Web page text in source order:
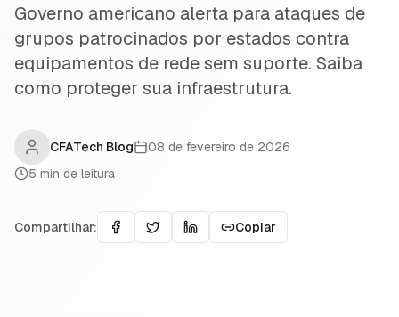
Governo americano alerta para ataques de
grupos patrocinados por estados contra
equipamentos de rede sem suporte. Saiba
como proteger sua infraestrutura.
CFATech Blog
08 de fevereiro de 2026
5 min de leitura
Compartilhar: Copiar